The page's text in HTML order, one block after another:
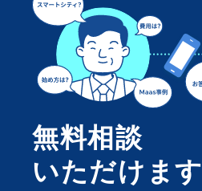
無料相談
いただけます